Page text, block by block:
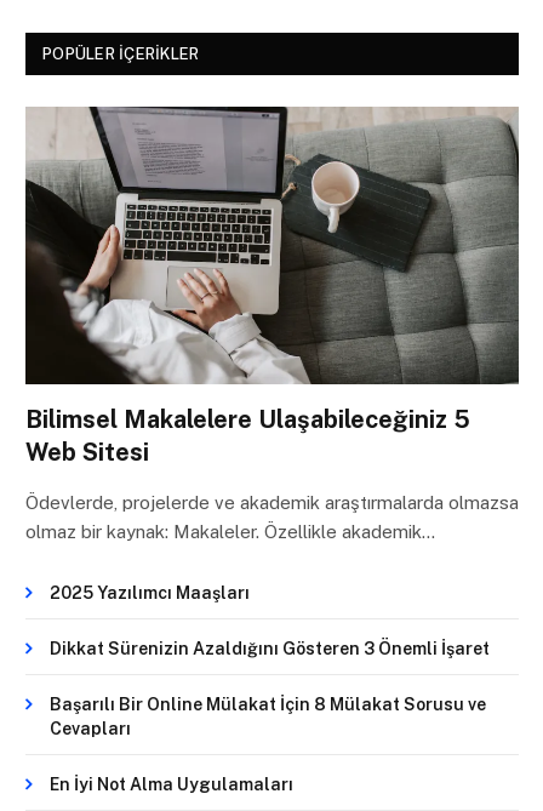
POPÜLER İÇERIKLER
Bilimsel Makalelere Ulaşabileceğiniz 5
Web Sitesi
Ödevlerde, projelerde ve akademik araştırmalarda olmazsa
olmaz bir kaynak: Makaleler. Özellikle akademik…
2025 Yazılımcı Maaşları
Dikkat Sürenizin Azaldığını Gösteren 3 Önemli İşaret
Başarılı Bir Online Mülakat İçin 8 Mülakat Sorusu ve
Cevapları
En İyi Not Alma Uygulamaları